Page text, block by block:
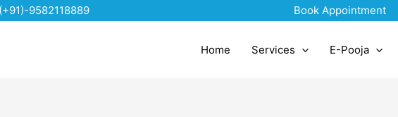
(+91)-9582118889 Book Appointment
Home Services E-Pooja